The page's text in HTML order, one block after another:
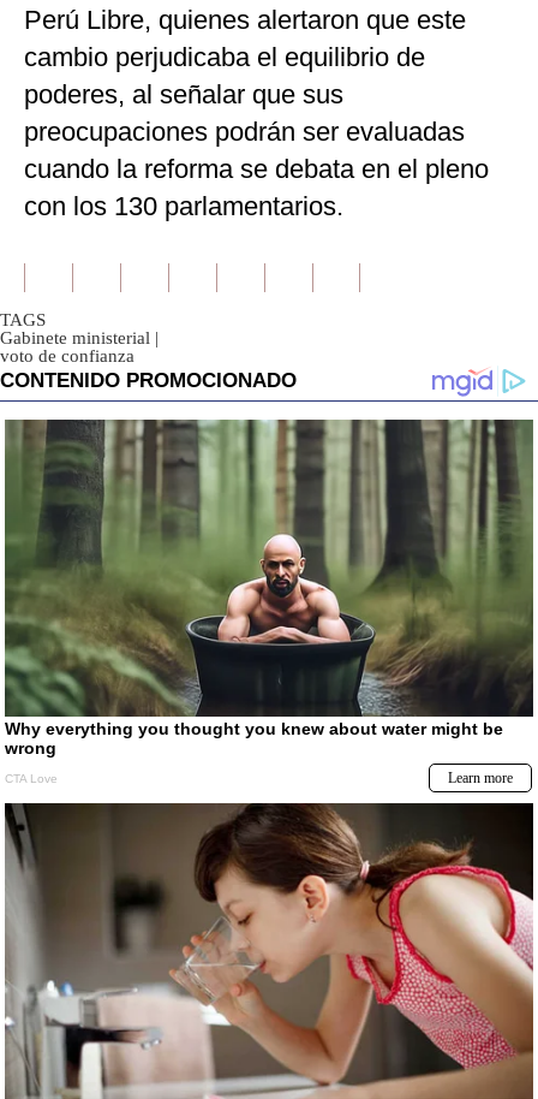
Perú Libre, quienes alertaron que este
cambio perjudicaba el equilibrio de
poderes, al señalar que sus
preocupaciones podrán ser evaluadas
cuando la reforma se debata en el pleno
con los 130 parlamentarios.
TAGS
Gabinete ministerial |
voto de confianza